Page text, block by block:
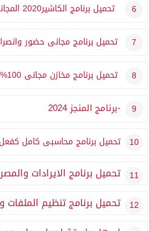
تحميل برنامج الكاشير2020 المجانى لادارة حسابات المحلات التجارية
تحميل برنامج مجانى حضور
تحميل برنامج مخازن مجانى 100%
-برنامج المنجز 2024
تحميل برنامج محاسبى كامل
تحميل برنامج الايرادات
تحميل برنامج تنظيم الملفات